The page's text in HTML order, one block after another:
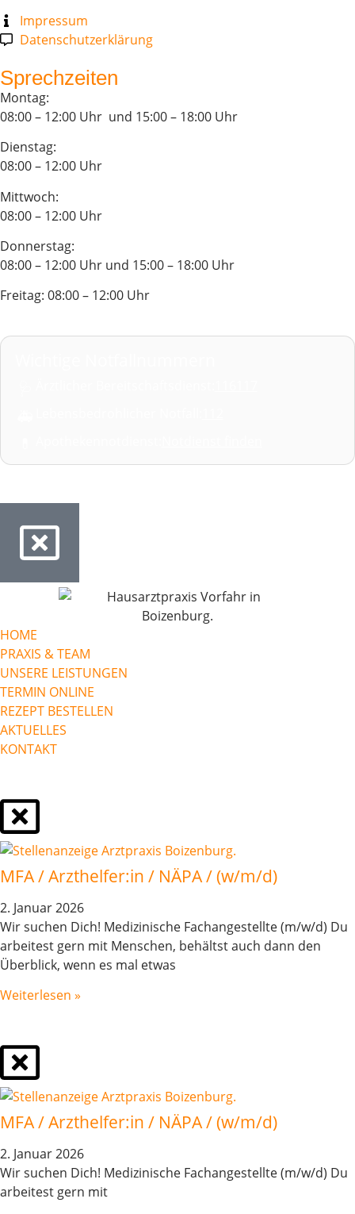
Impressum
Datenschutzerklärung
Sprechzeiten
Montag:
08:00 – 12:00 Uhr und 15:00 – 18:00 Uhr
Dienstag:
08:00 – 12:00 Uhr
Mittwoch:
08:00 – 12:00 Uhr
Donnerstag:
08:00 – 12:00 Uhr und 15:00 – 18:00 Uhr
Freitag: 08:00 – 12:00 Uhr
HOME
PRAXIS & TEAM
UNSERE LEISTUNGEN
TERMIN ONLINE
REZEPT BESTELLEN
AKTUELLES
KONTAKT
MFA / Arzthelfer:in / NÄPA / (w/m/d)
2. Januar 2026
Wir suchen Dich! Medizinische Fachangestellte (m/w/d) Du
arbeitest gern mit Menschen, behältst auch dann den
Überblick, wenn es mal etwas
Weiterlesen »
MFA / Arzthelfer:in / NÄPA / (w/m/d)
2. Januar 2026
Wir suchen Dich! Medizinische Fachangestellte (m/w/d) Du
arbeitest gern mit